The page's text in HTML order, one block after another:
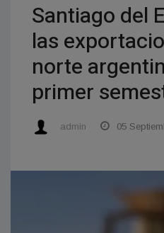
Santiago del
las
norte
primer
admin 05